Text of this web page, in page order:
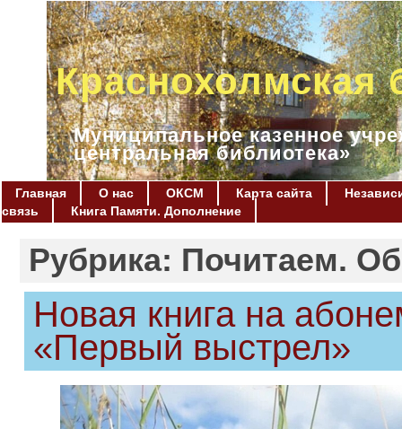
Краснохолмская
Муниципальное казенное
центральная библиотека»
Главная О нас ОКСМ Карта сайта
связь
Книга Памяти. Дополнение
Рубрика: Почитаем.
Новая книга на
«Первый выстрел»